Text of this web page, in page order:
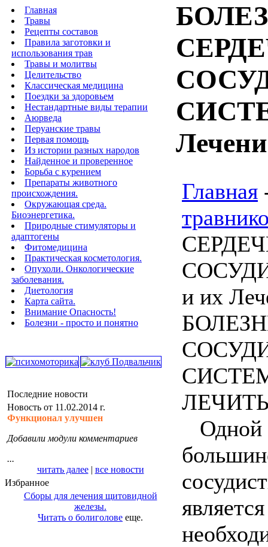
Главная
Травы
Рецепты составов
Правила заготовки и
использования трав
Травы и молитвы
Целительство
Классическая медицина
Поездки за здоровьем
Нестандартные виды терапии
Аюрведа
Перуанские травы
Первая помощь
Из истории разных народов
Найденное и проверенное
Борьба с курением
Препараты животного
происхождения.
Окружающая среда.
Биоэнергетика.
Природные стимуляторы и
адаптогены
Фитомедицина
Практическая косметология.
Опухоли. Онкологические
заболевания.
Диетология
Карта сайта.
Внимание Опасность!
Болезни - просто и понятно
Последние новости
Новость от 11.02.2014 г.
Функционал улучшен
Добавили модули комментариев
...
читать далее| все новости
Избранное
Сборы для лечения щитовидной
железы.
Читать о болиголове еще.
Главная
и их
Одной